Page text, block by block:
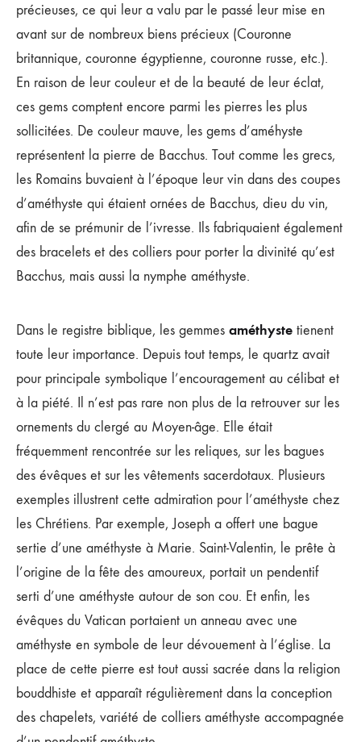
précieuses, ce qui leur a valu par le passé leur mise en
avant sur de nombreux biens précieux (Couronne
britannique, couronne égyptienne, couronne russe, etc.).
En raison de leur couleur et de la beauté de leur éclat,
ces gems comptent encore parmi les pierres les plus
sollicitées. De couleur mauve, les gems d’améhyste
représentent la pierre de Bacchus. Tout comme les grecs,
les Romains buvaient à l’époque leur vin dans des coupes
d’améthyste qui étaient ornées de Bacchus, dieu du vin,
afin de se prémunir de l’ivresse. Ils fabriquaient également
des bracelets et des colliers pour porter la divinité qu’est
Bacchus, mais aussi la nymphe améthyste.
Dans le registre biblique, les gemmes améthyste tienent
toute leur importance. Depuis tout temps, le quartz avait
pour principale symbolique l’encouragement au célibat et
à la piété. Il n’est pas rare non plus de la retrouver sur les
ornements du clergé au Moyen-âge. Elle était
fréquemment rencontrée sur les reliques, sur les bagues
des évêques et sur les vêtements sacerdotaux. Plusieurs
exemples illustrent cette admiration pour l’améthyste chez
les Chrétiens. Par exemple, Joseph a offert une bague
sertie d’une améthyste à Marie. Saint-Valentin, le prête à
l’origine de la fête des amoureux, portait un pendentif
serti d’une améthyste autour de son cou. Et enfin, les
évêques du Vatican portaient un anneau avec une
améthyste en symbole de leur dévouement à l’église. La
place de cette pierre est tout aussi sacrée dans la religion
bouddhiste et apparaît régulièrement dans la conception
des chapelets, variété de colliers améthyste accompagnée